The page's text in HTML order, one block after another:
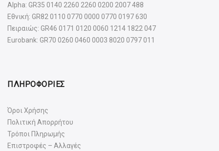
Alpha: GR35 0140 2260 2260 0200 2007 488
Εθνική: GR82 0110 0770 0000 0770 0197 630
Πειραιώς: GR46 0171 0120 0060 1214 1822 047
Eurobank: GR70 0260 0460 0003 8020 0797 011
ΠΛΗΡΟΦΟΡΙΕΣ
Όροι Χρήσης
Πολιτική Απορρήτου
Τρόποι Πληρωμής
Επιστροφές – Αλλαγές